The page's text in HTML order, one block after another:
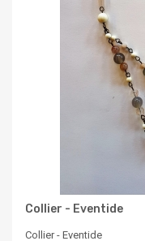
Collier - Eventide
Collier - Eventide